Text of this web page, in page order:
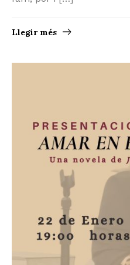
Llegir més